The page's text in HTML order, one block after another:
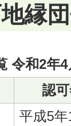
縁
令和2年
認
平成5